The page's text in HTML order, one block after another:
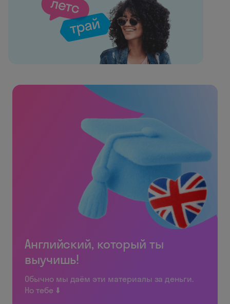
Английский, который ты
выучишь!
Обычно мы даём эти материалы за деньги.
Но тебе ⬇️